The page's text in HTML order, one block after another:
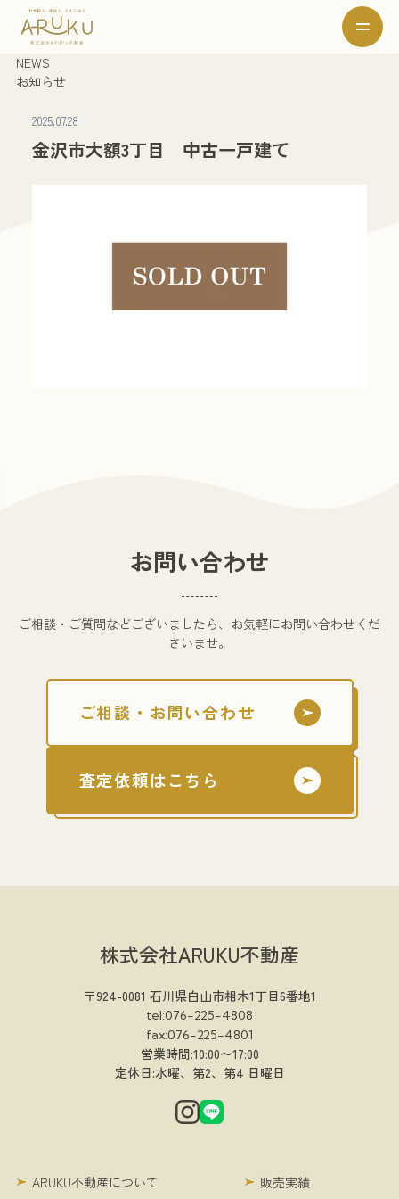
NEWS
お知らせ
2025.07.28
金沢市大額3丁目 中古一戸建て
お問い合わせ
ご相談・ご質問などございましたら、お気軽にお問い合わせくだ
さいませ。
ご相談・お問い合わせ
査定依頼はこちら
株式会社ARUKU不動産
〒924-0081 石川県白山市相木1丁目6番地1
tel:076-225-4808
fax:076-225-4801
営業時間:10:00〜17:00
定休日:水曜、第2、第4 日曜日
ARUKU不動産について 販売実績